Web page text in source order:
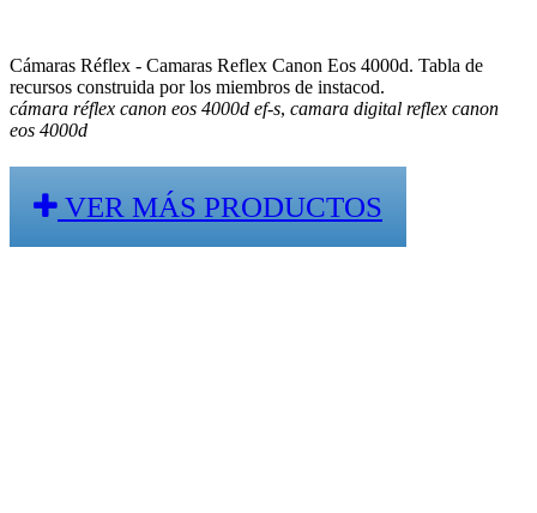
Cámaras Réflex - Camaras Reflex Canon Eos 4000d. Tabla de
recursos construida por los miembros de instacod.
cámara réflex canon eos 4000d ef-s, camara digital reflex canon
eos 4000d
VER MÁS PRODUCTOS